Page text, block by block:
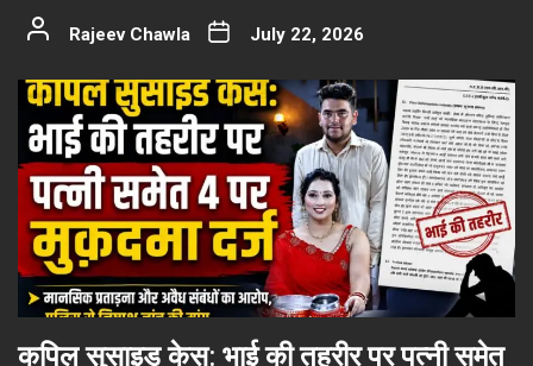
Rajeev Chawla July 22, 2026
कपिल सुसाइड केस: भाई की तहरीर पर पत्नी समेत